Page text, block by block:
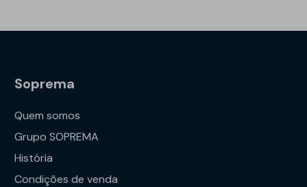
Soprema
Quem somos
Grupo SOPREMA
História
Condições de venda